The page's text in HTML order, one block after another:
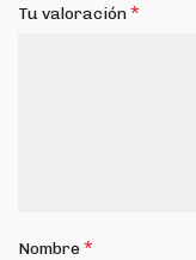
Tu valoración*
Nombre*